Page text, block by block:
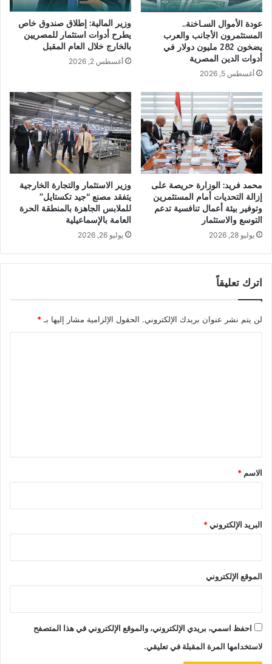
عودة الأموال السـاخنة..
المستثمرون الأجانب والعرب
يضخون 282 مليون دولار في
أدوات الدين المصرية
أغسطس 5, 2026
وزير المالية: إطلاق صندوق خاص
يطرح أدوات استثمار للمصريين
بالخارج خلال العام المقبل
أغسطس 2, 2026
محمد فريد: الوزارة حريصة على
إزالة التحديات أمام المستثمرين
وتوفير بيئة أعمال تنافسية تدعم
التوسع والاستثمار
يوليو 28, 2026
وزير الاستثمار والتجارة الخارجية
يتفقد مصنع “جيد تكستايل”
للملابس الجاهزة بالمنطقة الحرة
العامة بالإسماعيلية
يوليو 26, 2026
اترك تعليقاً
لن يتم نشر عنوان بريدك الإلكتروني. الحقول الإلزامية مشار إليها بـ *
*
الاسم *
البريد الإلكتروني*
الموقع الإلكتروني
احفظ اسمي، بريدي الإلكتروني، والموقع الإلكتروني في هذا المتصفح
لاستخدامها المرة المقبلة في تعليقي.